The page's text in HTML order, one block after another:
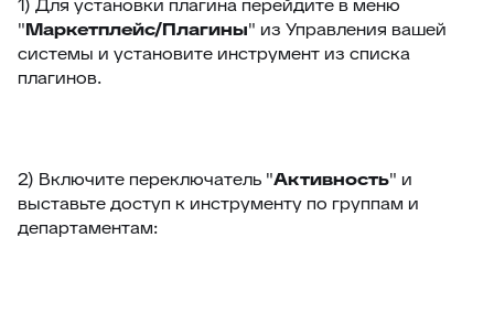
61 Поля компании в заявке
62 Jira – дополнительные возможности
65Интеграция с CloudPayments
66Яндекс переводчик
1) Для установки плагина перейдите в меню
"Маркетплейс/Плагины" из Управления вашей
системы и установите инструмент из списка
плагинов.
2) Включите переключатель "Активность" и
выставьте доступ к инструменту по группам и
департаментам: